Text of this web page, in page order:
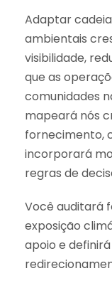
Adaptar
ambientais
visibilidade,
que as
comunidades
mapeará nós
fornecimento,
incorporará
regras de
Você auditará
exposição
apoio e